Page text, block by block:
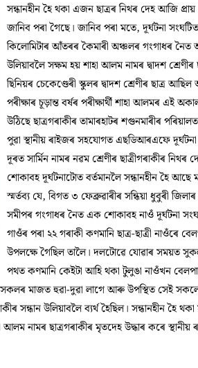
সন্ধানহীন হৈ থকা এজন ছাত্ৰৰ নিথৰ দেহ আজি
জানিব পৰা গৈছে। জানিব পৰা মতে, দূৰ্ঘটনা
কিলোমিটাৰ আঁতৰৰ কৈমাৰী অঞ্চলৰ গংগাধৰ নৈত
উলিয়াবলৈ সক্ষম হয় শাহা আলম নামৰ দ্বাদশ শ্ৰেণীৰ
ছিনিয়ৰ চেকেণ্ডেৰী স্কুলৰ দ্বাদশ শ্ৰেণীৰ ছাত্ৰ
পৰীক্ষাৰ চূড়ান্ত বৰ্ষৰ পৰীক্ষাৰ্থী শাহা আলমৰ এই
উঠিছে ছাত্ৰগৰাকীৰ তামাৰহাটৰ শগুনমাৰীৰ
পুৱা স্থানীয় ৰাইজৰ সহযোগত এছডিআৰএফে দূৰ্ঘটনা
দূৰত সাৰ্মিন নামৰ নৱম শ্ৰেণীৰ ছাত্ৰীগৰাকীৰ নিথৰ
শোকাবহ দূৰ্ঘটনাটোত বৰ্তমানলৈ সন্ধানহীন হৈ আছে
স্মৰ্তব্য যে, বিগত ৩ ফেব্ৰুৱাৰীৰ সন্ধিয়া ধুবুৰী
সমীপৰ গংগাধৰ নৈত এক শোকাবহ নাওঁ দূৰ্ঘটনা
গাওঁৰ পৰা ২২ গৰাকী কণমানি ছাত্ৰ-ছাত্ৰী নাওঁৰে
উপলক্ষে গৈছিল তালৈ। দলটোৱে যোৱাৰ সময়ত
পথত কণমানি কেইটা আহি থকা টুলুঙা নাওঁখন
মাজত হুৱা-দুৱা লাগে আৰু উপস্থিত সেই
উলিয়াবলৈ ব্যৰ্থ হৈছিল। সন্ধানহীন হৈ থকা
নামৰ ছাত্ৰগৰাকীৰ মৃতদেহ উদ্ধাৰ কৰে স্থানীয়